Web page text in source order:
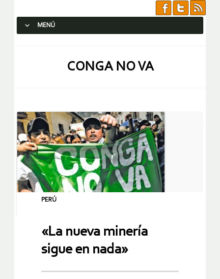
MENÚ
CONGA NO VA
PERÚ
«La nueva minería
sigue en nada»